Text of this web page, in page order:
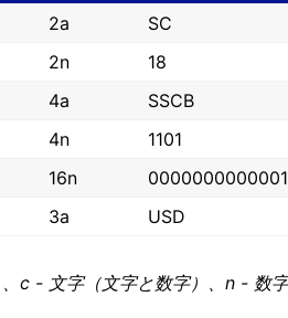
2a
SC
2n
18
4a
SSCB
4n
1101
16n
3a USD
c - 文字（文字と数字）、n - 数字